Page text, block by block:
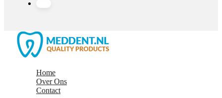
Home
Over Ons
Contact